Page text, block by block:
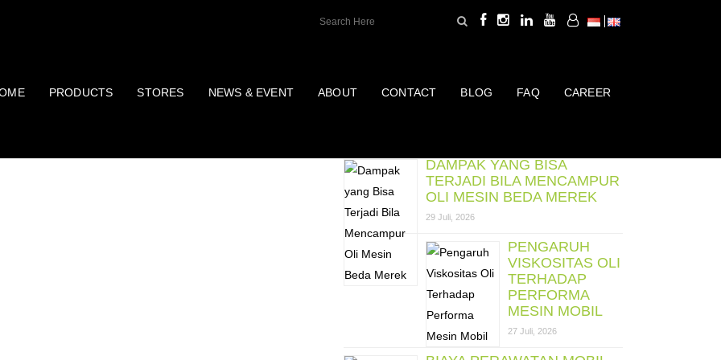
PRODUCTS STORES NEWS & EVENT ABOUT CONTACT BLOG FAQ CAREER
DAMPAK YANG BISA
TERJADI BILA MENCAMPUR
OLI MESIN BEDA MEREK
29 Juli, 2026
PENGARUH
VISKOSITAS OLI
TERHADAP
PERFORMA
MESIN MOBIL
27 Juli, 2026